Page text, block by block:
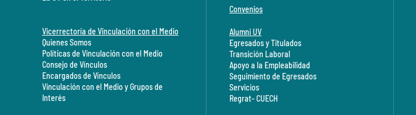
Vicerrectoría de Vinculación con el Medio
Quienes Somos
Políticas de Vinculación con el Medio
Consejo de Vínculos
Encargados de Vínculos
Vinculación con el Medio y Grupos de
Interés
Convenios
Alumni UV
Egresados y Titulados
Transición Laboral
Apoyo a la Empleabilidad
Seguimiento de Egresados
Servicios
Regrat- CUECH